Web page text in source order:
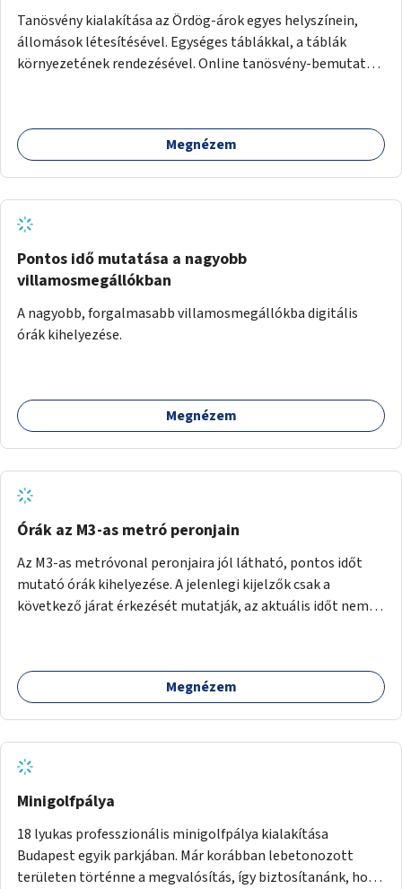
Tanösvény kialakítása az Ördög-árok egyes helyszínein,
állomások létesítésével. Egységes táblákkal, a táblák
környezetének rendezésével. Online tanösvény-bemutató
Megnézem
Pontos idő mutatása a nagyobb
villamosmegállókban
A nagyobb, forgalmasabb villamosmegállókba digitális
órák kihelyezése.
Megnézem
Órák az M3-as metró peronjain
Az M3-as metróvonal peronjaira jól látható, pontos időt
mutató órák kihelyezése. A jelenlegi kijelzők csak a
következő járat érkezését mutatják, az aktuális időt nem.
Megnézem
Minigolfpálya
18 lyukas professzionális minigolfpálya kialakítása
Budapest egyik parkjában. Már korábban lebetonozott
területen történne a megvalósítás, így biztosítanánk, hogy